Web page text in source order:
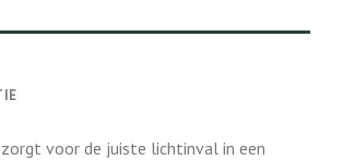
voor de juiste lichtinval in een